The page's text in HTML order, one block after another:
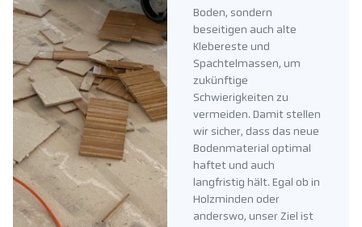
Boden, sondern
beseitigen auch alte
Klebereste und
Spachtelmassen, um
zukünftige
Schwierigkeiten zu
vermeiden. Damit stellen
wir sicher, dass das neue
Bodenmaterial optimal
haftet und auch
langfristig hält. Egal ob in
Holzminden oder
anderswo, unser Ziel ist